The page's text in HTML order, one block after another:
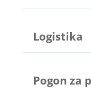
Logistika
Pogon za